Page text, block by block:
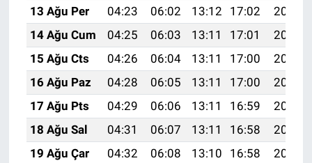
13 Ağu Per
04:23 06:02 13:12 17:02
20:11
14 Ağu Cum
04:25 06:03 13:11 17:01
20:10
15 Ağu Cts
04:26 06:04 13:11 17:00
20:09
16 Ağu Paz
04:28 06:05 13:11 17:00
20:07
17 Ağu Pts
04:29 06:06 13:11 16:59
20:06
18 Ağu Sal
04:31 06:07 13:11 16:58
20:04
19 Ağu Çar
04:32 06:08 13:10 16:58
20:03